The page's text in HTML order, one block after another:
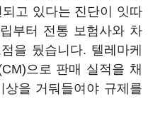
고 있다는 진단이 잇따
부터 전통 보험사와 차
을 뒀습니다. 텔레마케
으로 판매 실적을 채
을 거둬들여야 규제를